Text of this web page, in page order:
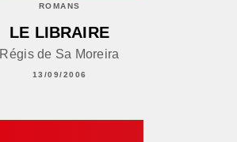
ROMANS
LE LIBRAIRE
Régis de Sa Moreira
13/09/2006